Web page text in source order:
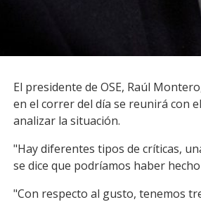
Facebook
El presidente de OSE, Raúl
en el correr del día se reunirá con
analizar la situación.
"Hay diferentes tipos de críticas,
se dice que podríamos haber
"Con respecto al gusto, tenemos